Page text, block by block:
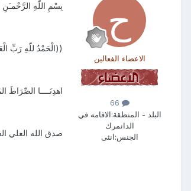
الاعضاء الفعالين
البلد - المنطقة:الاقامه في
الدانمرك
الجنس:انثى
بِسْمِ اللّهِ الرَّحْمـَنِ
((الْحَمْدُ للّهِ رَبِّ
اهدِنَــــا
صدق الله العلي